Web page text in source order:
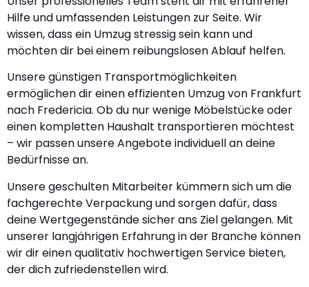
Hilfe und umfassenden Leistungen zur Seite. Wir
wissen, dass ein Umzug stressig sein kann und
möchten dir bei einem reibungslosen Ablauf helfen.
Unsere günstigen Transportmöglichkeiten
ermöglichen dir einen effizienten Umzug von Frankfurt
nach Fredericia. Ob du nur wenige Möbelstücke oder
einen kompletten Haushalt transportieren möchtest
– wir passen unsere Angebote individuell an deine
Bedürfnisse an.
Unsere geschulten Mitarbeiter kümmern sich um die
fachgerechte Verpackung und sorgen dafür, dass
deine Wertgegenstände sicher ans Ziel gelangen. Mit
unserer langjährigen Erfahrung in der Branche können
wir dir einen qualitativ hochwertigen Service bieten,
der dich zufriedenstellen wird.